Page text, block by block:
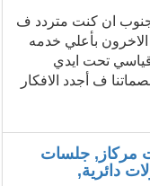
ان كنت متردد ف
الاخرون بأعلي خدمه
تحت ايدي
ف أجدد الافكار
مركاز, جلسات
دائرية,